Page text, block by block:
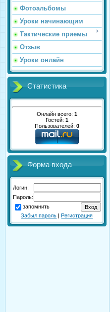
Фотоальбомы
Уроки начинающим
Тактические приемы
Отзыв
Уроки онлайн
Статистика
Онлайн всего: 1
Гостей: 1
Пользователей: 0
Форма входа
Логин:
Пароль:
запомнить
Забыл пароль |Регистрация